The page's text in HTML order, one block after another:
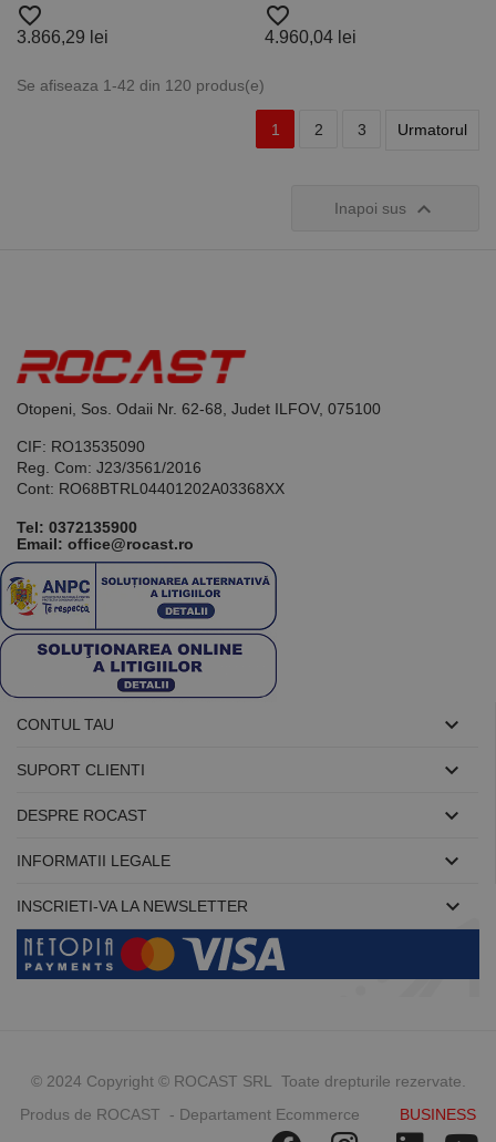
favorite_border
3.866,29 lei
favorite_border
4.960,04 lei
Se afiseaza 1-42 din 120 produs(e)
1 2 3 Urmatorul
Inapoi sus 
Otopeni, Sos. Odaii Nr. 62-68, Judet ILFOV, 075100
CIF: RO13535090
Reg. Com: J23/3561/2016
Cont: RO68BTRL04401202A03368XX
Tel: 0372135900
Email: office@rocast.ro
CONTUL TAU 
SUPORT CLIENTI 
DESPRE ROCAST 
INFORMATII LEGALE 
INSCRIETI-VA LA NEWSLETTER 
© 2024 Copyright © ROCAST SRL Toate drepturile rezervate.
Produs de ROCAST - Departament Ecommerce BUSINESS